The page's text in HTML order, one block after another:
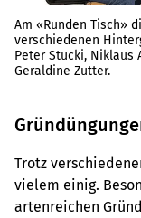
Am «Runden Tisch»
verschiedenen
Peter Stucki, Niklaus
Geraldine Zutter.
Trotz
vielem einig.
artenreichen